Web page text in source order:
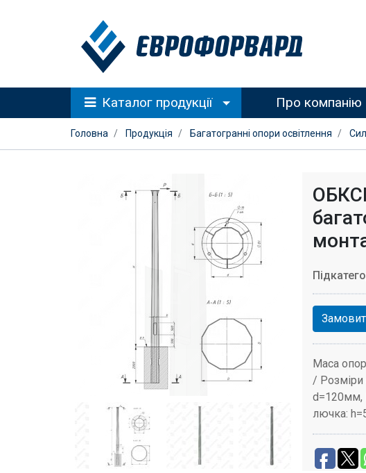
Каталог продукції Про компанію
Головна Продукція Багатогранні опори освітлення
Маса
/
d=120мм,
лючка: